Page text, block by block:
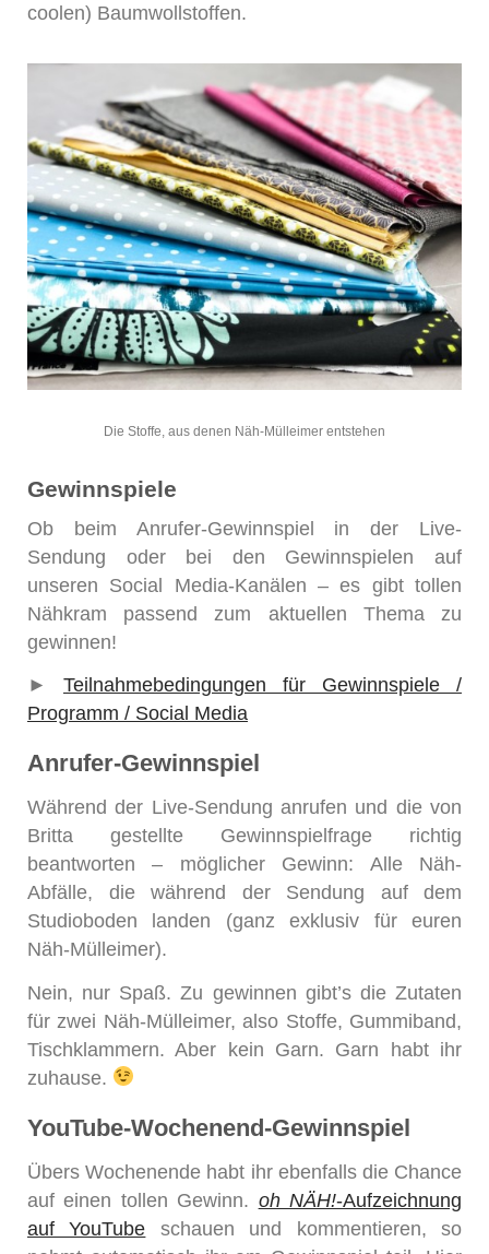
coolen) Baumwollstoffen.
Die Stoffe, aus denen Näh-Mülleimer entstehen
Gewinnspiele
Ob beim Anrufer-Gewinnspiel in der Live-
Sendung oder bei den Gewinnspielen auf
unseren Social Media-Kanälen – es gibt tollen
Nähkram passend zum aktuellen Thema zu
gewinnen!
► Teilnahmebedingungen für Gewinnspiele /
Programm / Social Media
Anrufer-Gewinnspiel
Während der Live-Sendung anrufen und die von
Britta gestellte Gewinnspielfrage richtig
beantworten – möglicher Gewinn: Alle Näh-
Abfälle, die während der Sendung auf dem
Studioboden landen (ganz exklusiv für euren
Näh-Mülleimer).
Nein, nur Spaß. Zu gewinnen gibt’s die Zutaten
für zwei Näh-Mülleimer, also Stoffe, Gummiband,
Tischklammern. Aber kein Garn. Garn habt ihr
zuhause.
YouTube-Wochenend-Gewinnspiel
Übers Wochenende habt ihr ebenfalls die Chance
auf einen tollen Gewinn. oh NÄH!-Aufzeichnung
auf YouTube schauen und kommentieren, so